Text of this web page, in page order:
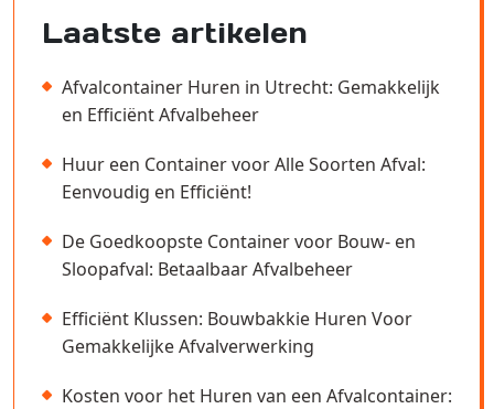
Laatste artikelen
Afvalcontainer Huren in Utrecht: Gemakkelijk
en Efficiënt Afvalbeheer
Huur een Container voor Alle Soorten Afval:
Eenvoudig en Efficiënt!
De Goedkoopste Container voor Bouw- en
Sloopafval: Betaalbaar Afvalbeheer
Efficiënt Klussen: Bouwbakkie Huren Voor
Gemakkelijke Afvalverwerking
Kosten voor het Huren van een Afvalcontainer: